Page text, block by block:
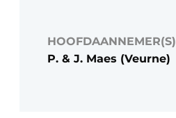
HOOFDAANNEMER(S)
P. & J. Maes (Veurne)